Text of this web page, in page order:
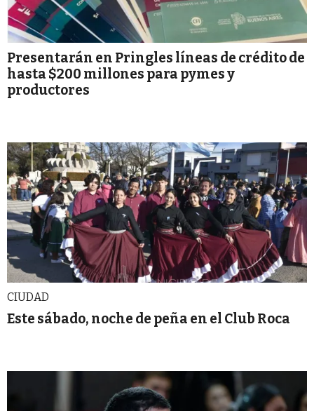
Presentarán en Pringles líneas de crédito de
hasta $200 millones para pymes y
productores
CIUDAD
Este sábado, noche de peña en el Club Roca